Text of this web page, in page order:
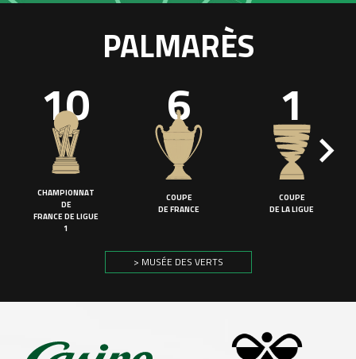
PALMARÈS
10
CHAMPIONNAT
DE
FRANCE DE LIGUE
1
6
COUPE
DE FRANCE
1
COUPE
DE LA LIGUE
> MUSÉE DES VERTS